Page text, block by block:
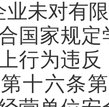
业未对有
国家规
行为违
十六条